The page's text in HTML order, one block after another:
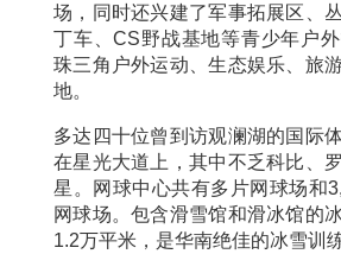
场，同时还兴建了军事拓展区、
丁车、CS野战基地等青少年户
珠三角户外运动、生态娱乐、旅
地。
多达四十位曾到访观澜湖的国际
在星光大道上，其中不乏科比、
星。网球中心共有多片网球场和
网球场。包含滑雪馆和滑冰馆的
1.2万平米，是华南绝佳的冰雪训